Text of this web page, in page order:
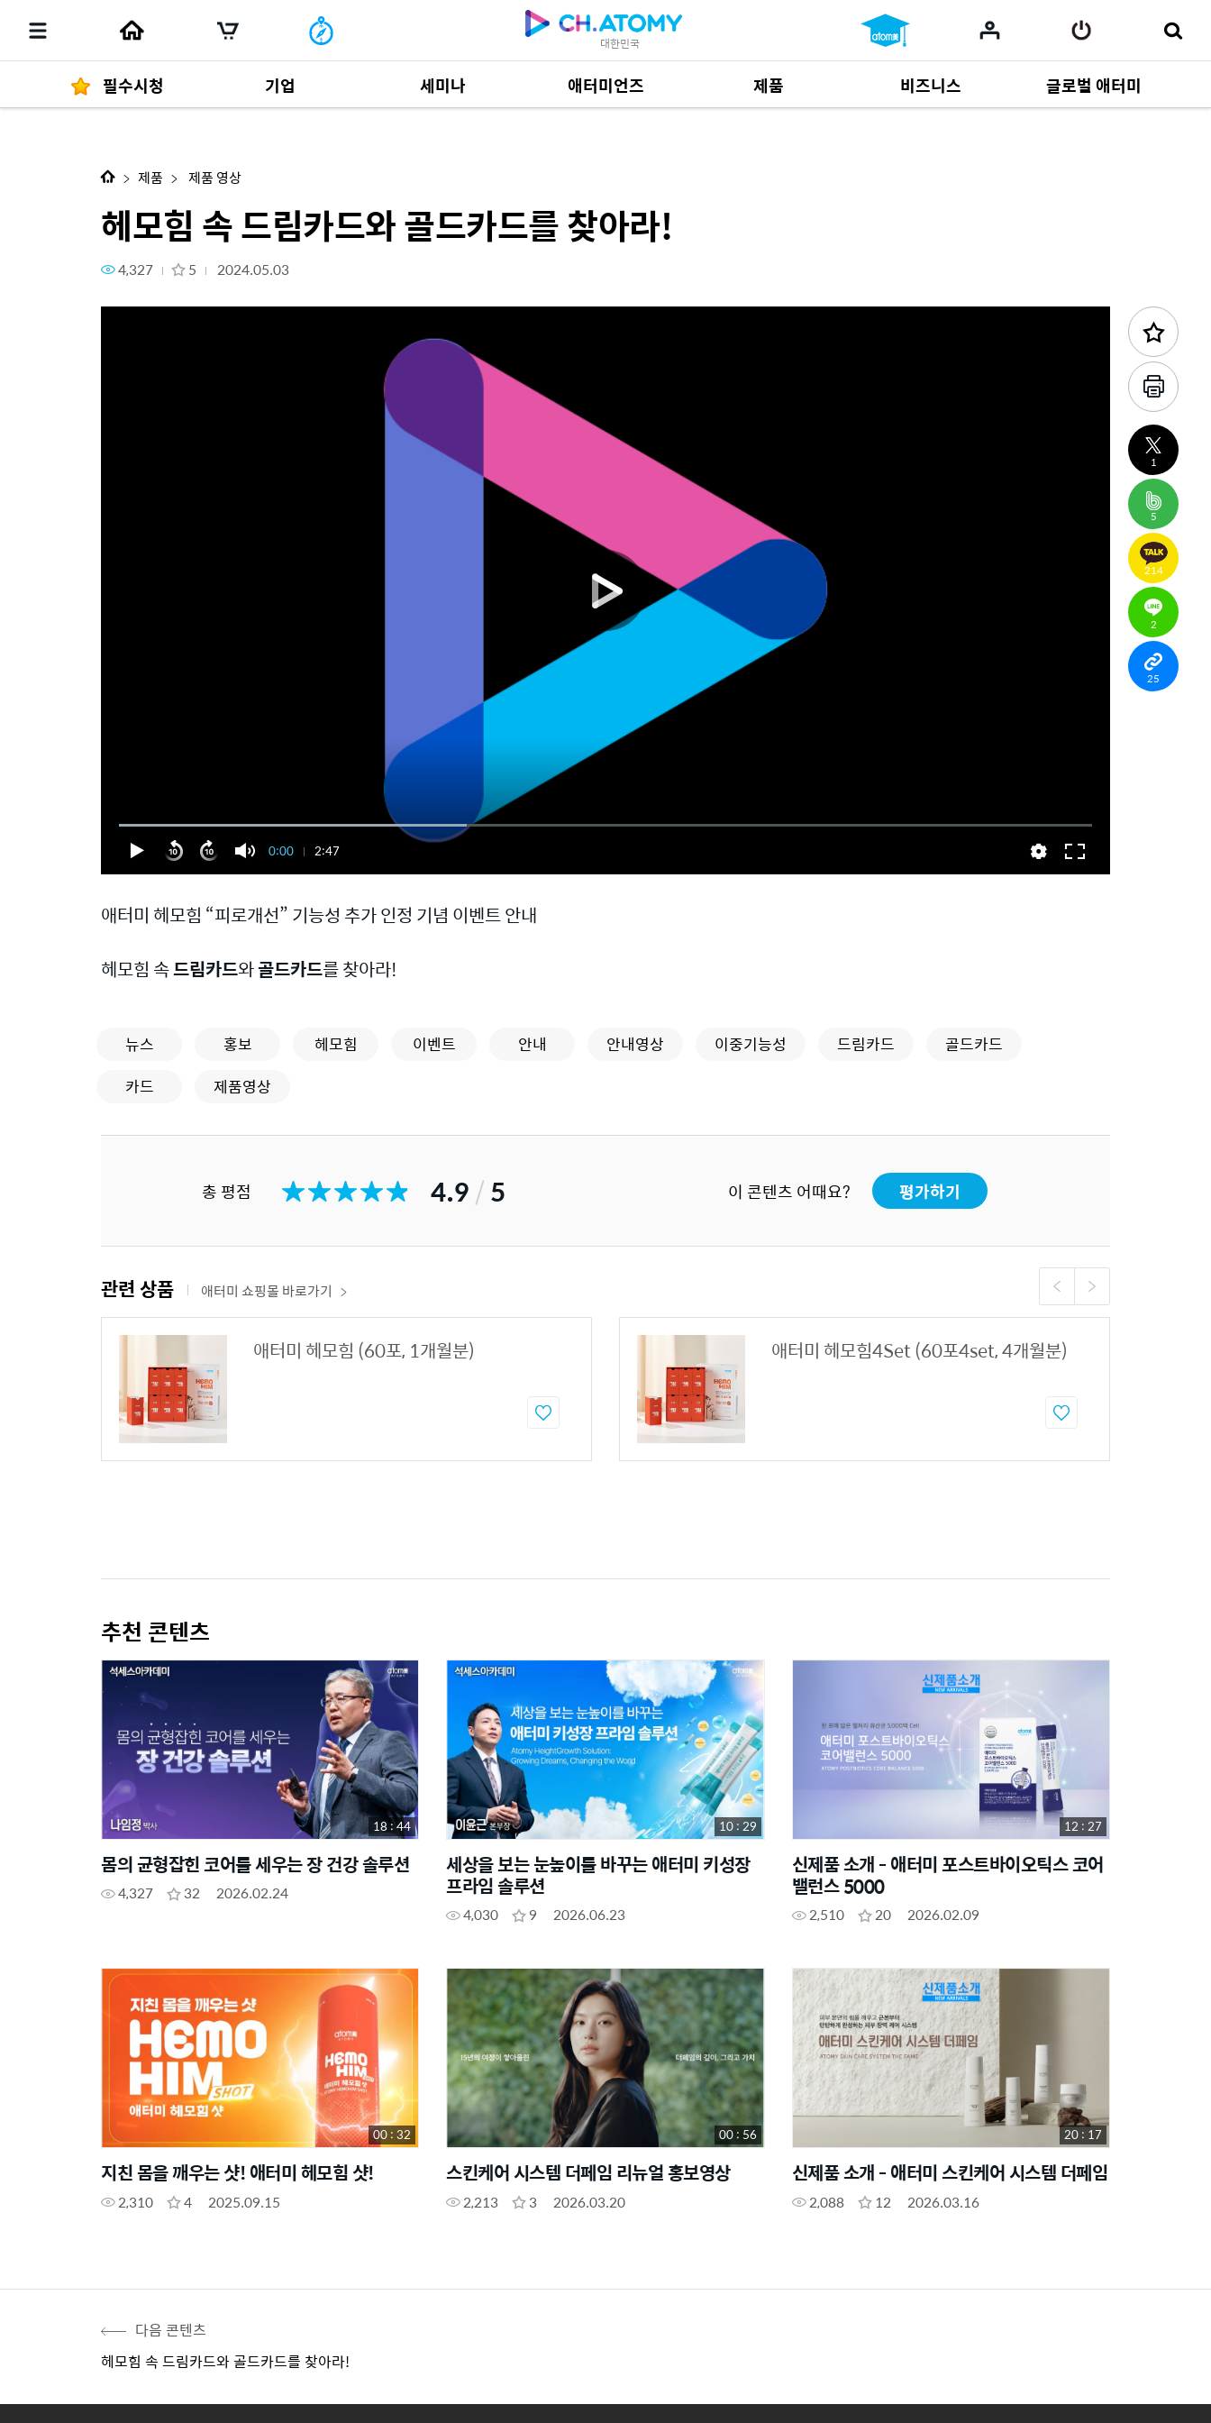
대한민국
필수시청 기업
경영자 메세지
세미나 애터미언즈 제품
제품 자료685
비즈니스
사업 자료165
글로벌 애터미
헤모힘 속 드림카드와 골드카드를 찾아라!
다음 콘텐츠
제품 제품 영상
헤모힘 속 드림카드와 골드카드를 찾아라!
4,327 5 2024.05.03
0:00 2:47
애터미 헤모힘 “피로개선” 기능성 추가 인정 기념 이벤트 안내
헤모힘 속드림카드와골드카드를 찾아라!
뉴스 홍보 헤모힘 이벤트 안내 안내영상 이중기능성 드림카드
골드카드
카드
제품영상
총 평점 4.9/5 이 콘텐츠 어때요? 평가하기
관련 상품 애터미 쇼핑몰 바로가기
애터미 헤모힘 (60포, 1개월분) 애터미 헤모힘4Set (60포4set, 4개월분)
추천 콘텐츠
몸의 균형잡힌 코어를 세우는 장 건강 솔루션
4,327 32 2026.02.24
18 : 44
세상을 보는 눈높이를 바꾸는 애터미 키성장
프라임 솔루션
4,030 9 2026.06.23
10 : 29
신제품 소개 - 애터미 포스트바이오틱스 코어
밸런스 5000
2,510 20 2026.02.09
12 : 27
지친 몸을 깨우는 샷! 애터미 헤모힘 샷!
2,310 4 2025.09.15
00 : 32
스킨케어 시스템 더페임 리뉴얼 홍보영상
2,213 3 2026.03.20
00 : 56
신제품 소개 - 애터미 스킨케어 시스템 더페임
2,088 12 2026.03.16
20 : 17
다음 콘텐츠
헤모힘 속 드림카드와 골드카드를 찾아라!